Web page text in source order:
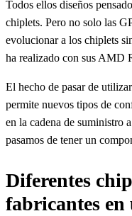
Todos ellos diseños
chiplets. Pero no solo las
evolucionar a los chiplets
ha realizado con sus AMD
El hecho de pasar de
permite nuevos tipos de
en la cadena de suministro
pasamos de tener un
Diferentes
fabricantes en